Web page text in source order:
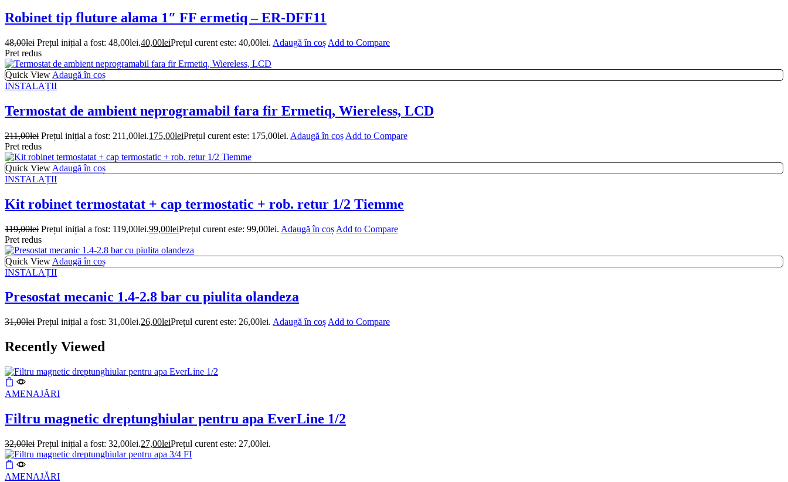
Robinet tip fluture alama 1″ FF ermetiq – ER-DFF11
48,00lei Prețul inițial a fost: 48,00lei.40,00leiPrețul curent este: 40,00lei. Adaugă în coș Add to Compare
Pret redus
Quick View Adaugă în coș
INSTALAȚII
Termostat de ambient neprogramabil fara fir Ermetiq, Wiereless, LCD
211,00lei Prețul inițial a fost: 211,00lei.175,00leiPrețul curent este: 175,00lei. Adaugă în coș Add to Compare
Pret redus
Quick View Adaugă în coș
INSTALAȚII
Kit robinet termostatat + cap termostatic + rob. retur 1/2 Tiemme
119,00lei Prețul inițial a fost: 119,00lei.99,00leiPrețul curent este: 99,00lei. Adaugă în coș Add to Compare
Pret redus
Quick View Adaugă în coș
INSTALAȚII
Presostat mecanic 1.4-2.8 bar cu piulita olandeza
31,00lei Prețul inițial a fost: 31,00lei.26,00leiPrețul curent este: 26,00lei. Adaugă în coș Add to Compare
Recently Viewed
AMENAJĂRI
Filtru magnetic dreptunghiular pentru apa EverLine 1/2
32,00lei Prețul inițial a fost: 32,00lei.27,00leiPrețul curent este: 27,00lei.
AMENAJĂRI